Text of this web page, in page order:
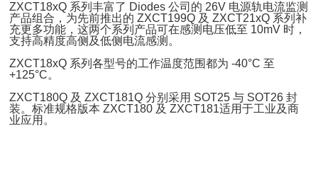
ZXCT18xQ 系列丰富了 Diodes 公司的 26V 电源轨电流监测
产品组合，为先前推出的 ZXCT199Q 及 ZXCT21xQ 系列补
充更多功能，这两个系列产品可在感测电压低至 10mV 时，
支持高精度高侧及低侧电流感测。
ZXCT18xQ 系列各型号的工作温度范围都为 -40°C 至
+125°C。
ZXCT180Q 及 ZXCT181Q 分别采用 SOT25 与 SOT26 封
装。标准规格版本 ZXCT180 及 ZXCT181适用于工业及商
业应用。